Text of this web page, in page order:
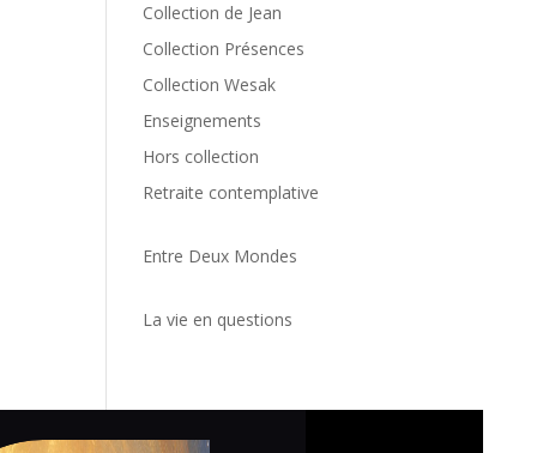
Collection de Jean
Collection Présences
Collection Wesak
Enseignements
Hors collection
Retraite contemplative
Entre Deux Mondes
La vie en questions